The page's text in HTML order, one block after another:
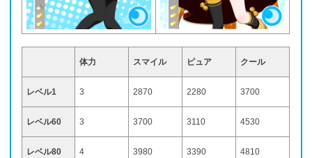
体力 スマイル ピュア クール
レベル1 3 2870 2280 3700
レベル60 3 3700 3110 4530
レベル80 4 3980 3390 4810